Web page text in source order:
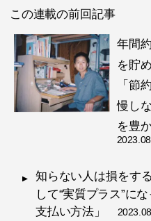
この連載の前回記事
年間
を貯
「節
慢し
を豊
知らない人は損をす
して“実質プラス”に
支払い方法」